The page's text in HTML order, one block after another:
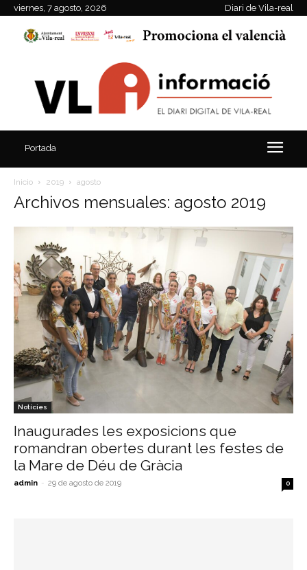
viernes, 7 agosto, 2026 Diari de Vila-real
Portada
Inicio 2019 agosto
Archivos mensuales: agosto 2019
Notícies
Inaugurades les exposicions que
romandran obertes durant les festes de
la Mare de Déu de Gràcia
admin - 29 de agosto de 2019 0